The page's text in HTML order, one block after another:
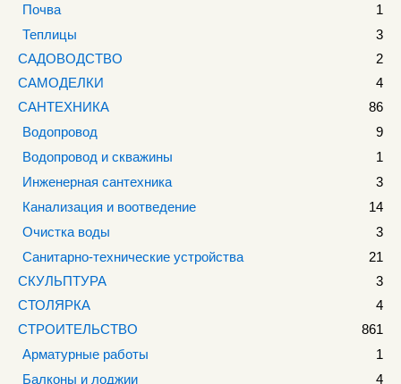
Почва
1
Теплицы
3
САДОВОДСТВО
2
САМОДЕЛКИ
4
САНТЕХНИКА
86
Водопровод
9
Водопровод и скважины
1
Инженерная сантехника
3
Канализация и воотведение
14
Очистка воды
3
Санитарно-технические устройства
21
СКУЛЬПТУРА
3
СТОЛЯРКА
4
СТРОИТЕЛЬСТВО
861
Арматурные работы
1
Балконы и лоджии
4